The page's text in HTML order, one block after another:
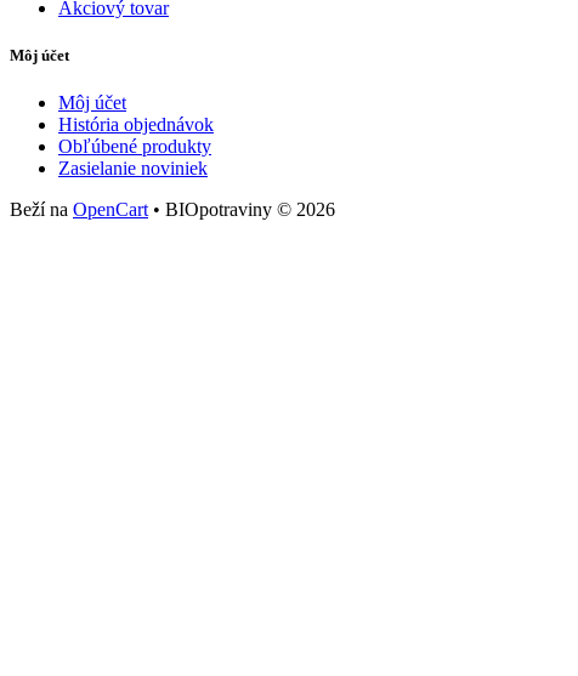
Akciový tovar
Môj účet
Môj účet
História objednávok
Obľúbené produkty
Zasielanie noviniek
Beží na OpenCart • BIOpotraviny © 2026